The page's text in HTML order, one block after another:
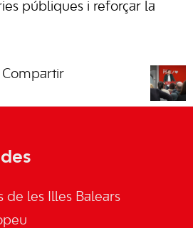
públiques i reforçar la
Compartir
de les Illes Balears